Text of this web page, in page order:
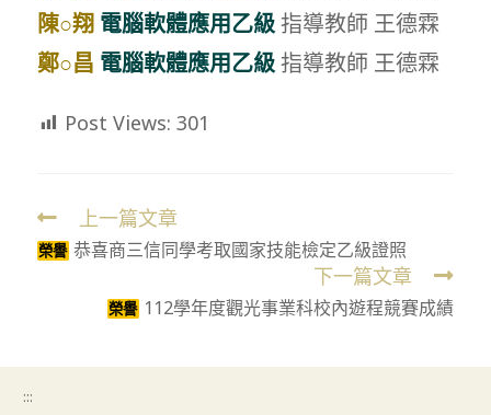
陳○翔電腦軟體應用乙級指導教師 王德霖
鄭○昌 電腦軟體應用乙級指導教師 王德霖
Post Views: 301
Read
more
上一篇文章
榮譽 恭喜商三信同學考取國家技能檢定乙級證照
下一篇文章
榮譽 112學年度觀光事業科校內遊程競賽成績
:::